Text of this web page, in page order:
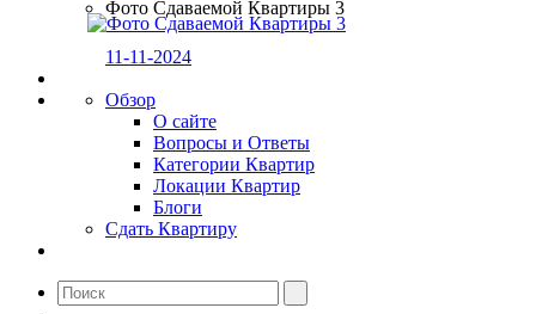
Фото Сдаваемой Квартиры 3
11-11-2024
Обзор
О сайте
Вопросы и Ответы
Категории Квартир
Локации Квартир
Блоги
Сдать Квартиру